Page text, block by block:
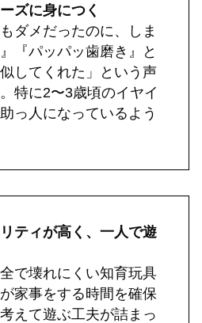
ズに身につく
ダメだったのに、しま
『パッパッ歯磨き』と
してくれた」という声
特に2〜3歳頃のイヤイ
っ人になっているよう
ティが高く、一人で遊
で壊れにくい知育玩具
家事をする時間を確保
えて遊ぶ工夫が詰まっ